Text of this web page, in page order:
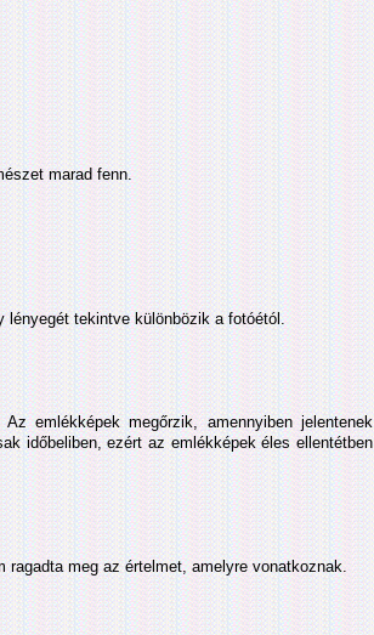
marad fenn.
lényegét tekintve különbözik a fotóétól.
emlékképek megőrzik, amennyiben jelentenek
időbeliben, ezért az emlékképek éles ellentétben
meg az értelmet, amelyre vonatkoznak.